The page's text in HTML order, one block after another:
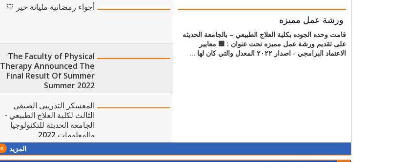
" سويا" مبادرة طلاب
علاج طبيعي بالجامعة
الهمم
ورشة عمل مميزه
قامت وحده الجوده بكلية العلاج الطبيعي – بالجامعة الحديثه
على تقديم ورشة عمل مميزه تحت عنوان : 🟦 معايير
الاعتماد البرامجي - اصدار ٢٠٢٢ المعدل والتي كان لها ...
أجواء رمضانية مليانة خير 💛
The Faculty of Physical
Therapy Announced The
Final Result Of Summer
Summer 2022
المعسكر التدريبى الصيفي
الثالث لكلية العلاج الطبيعي -
الجامعة الحديثة للتكنولوجيا
والمعلومات 2022
المزيد